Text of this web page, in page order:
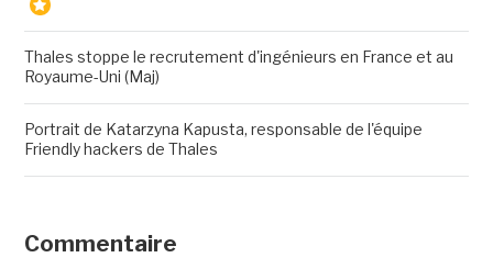
Thales stoppe le recrutement d'ingénieurs en France et au
Royaume-Uni (Maj)
Portrait de Katarzyna Kapusta, responsable de l'équipe
Friendly hackers de Thales
Commentaire